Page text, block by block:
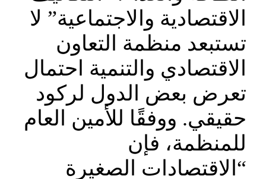
الاقتصادية والاجتماعية” لا
تستبعد منظمة التعاون
الاقتصادي والتنمية احتمال
تعرض بعض الدول لركود
حقيقي. ووفقًا للأمين العام
للمنظمة، فإن
“الاقتصادات الصغيرة